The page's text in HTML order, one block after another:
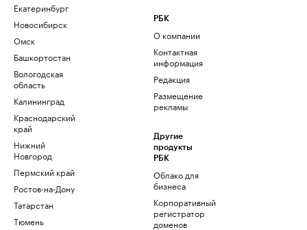
Екатеринбург
Новосибирск
Омск
Башкортостан
Вологодская
область
Калининград
Краснодарский
край
Нижний
Новгород
Пермский край
Ростов-на-Дону
Татарстан
Тюмень
РБК
О компании
Контактная
информация
Редакция
Размещение
рекламы
Другие
продукты
РБК
Облако для
бизнеса
Корпоративный
регистратор
доменов